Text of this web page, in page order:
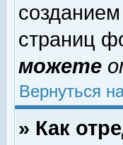
страниц
можете
Вернуться
» Как